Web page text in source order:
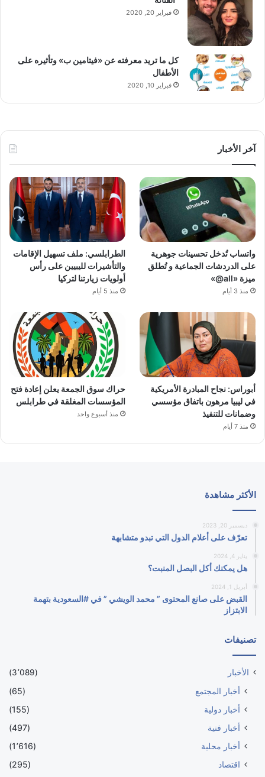
فبراير 20, 2020
كل ما تريد معرفته عن «فيتامين ب» وتأثيره على
الأطفال
فبراير 10, 2020
آخر الأخبار
واتساب تُدخل تحسينات جوهرية
على الدردشات الجماعية و تُطلق
ميزة «all@»
منذ 3 أيام
الطرابلسي: ملف تسهيل الإقامات
والتأشيرات لليبيين على رأس
أولويات زيارتنا لتركيا
منذ 5 أيام
أبوراس: نجاح المبادرة الأمريكية
في ليبيا مرهون باتفاق مؤسسي
وضمانات للتنفيذ
منذ 7 أيام
حراك سوق الجمعة يعلن إعادة فتح
المؤسسات المغلقة في طرابلس
منذ أسبوع واحد
الأكثر مشاهدة
ديسمبر 20, 2023
تعرّف على أعلام الدول التي تبدو متشابهة
يناير 4, 2024
هل يمكنك أكل البصل المنبت؟
أبريل 1, 2024
القبض على صانع المحتوى ” محمد الويشي ” في #السعودية بتهمة
الابتزاز
تصنيفات
الأخبار (3٬089)
أخبار المجتمع
(65)
أخبار دولية
(155)
أخبار فنية
(497)
أخبار محلية
(1٬616)
اقتصاد
(295)